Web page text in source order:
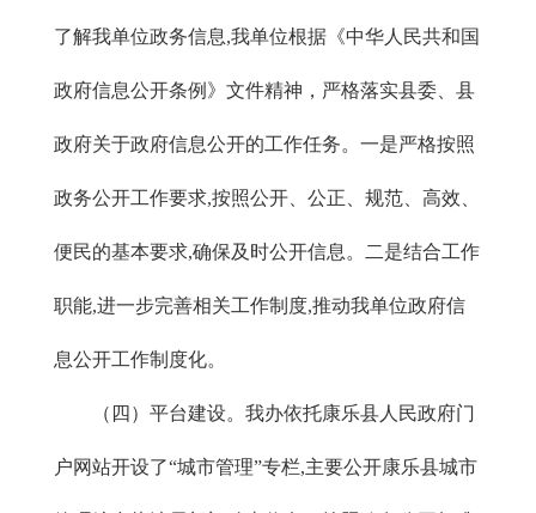
了解我单位政务信息,我单位根据《中华人民共和国
政府信息公开条例》文件精神，严格落实县委、县
政府关于政府信息公开的工作任务。一是严格按照
政务公开工作要求,按照公开、公正、规范、高效、
便民的基本要求,确保及时公开信息。二是结合工作
职能,进一步完善相关工作制度,推动我单位政府信
息公开工作制度化。
（四）平台建设。我办依托康乐县人民政府门
户网站开设了“城市管理”专栏,主要公开康乐县城市